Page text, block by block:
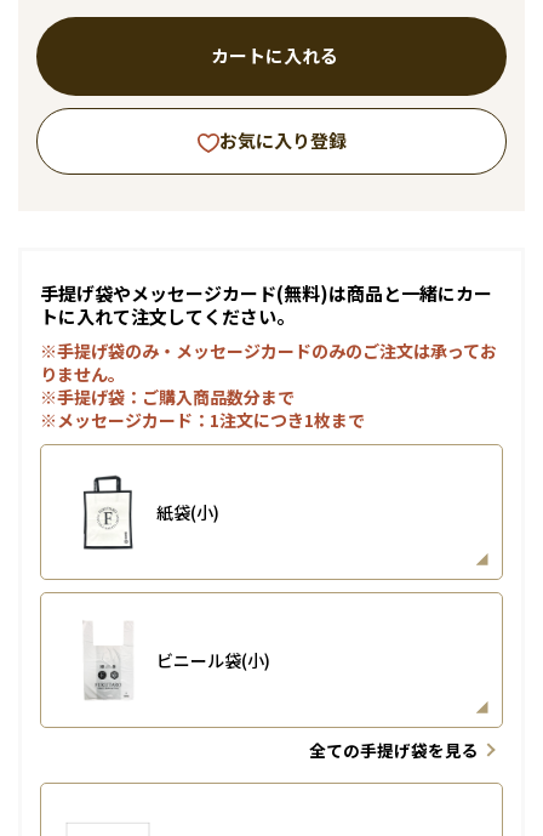
カートに入れる
お気に入り登録
手提げ袋やメッセージカード(無料)は商品と一緒にカー
トに入れて注文してください。
※手提げ袋のみ・メッセージカードのみのご注文は承ってお
りません。
※手提げ袋：ご購入商品数分まで
※メッセージカード：1注文につき1枚まで
紙袋(小)
ビニール袋(小)
全ての手提げ袋を見る